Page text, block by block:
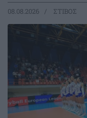
08.08.2026 ΣΤΙΒΟΣ